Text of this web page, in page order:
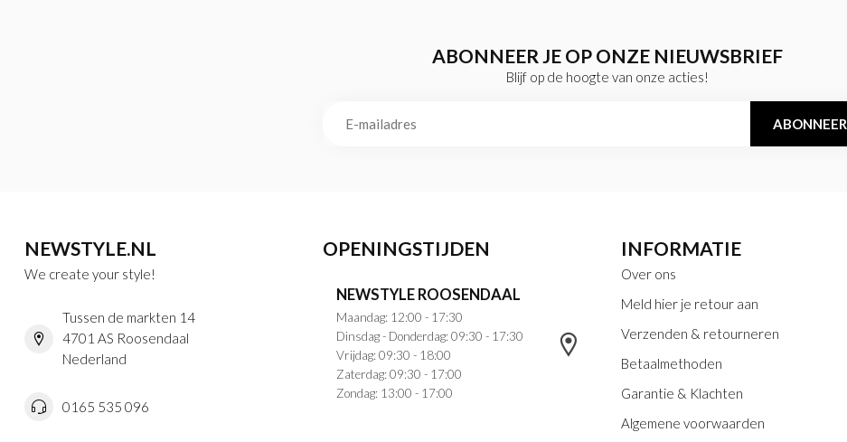
ABONNEER JE OP ONZE NIEUWSBRIEF
Blijf op de hoogte van onze acties!
ABONNEER
NEWSTYLE.NL
We create your style!
Tussen de markten 14
4701 AS Roosendaal
Nederland
0165 535 096
OPENINGSTIJDEN
NEWSTYLE ROOSENDAAL
Maandag: 12:00 - 17:30
Dinsdag - Donderdag: 09:30 - 17:30
Vrijdag: 09:30 - 18:00
Zaterdag: 09:30 - 17:00
Zondag: 13:00 - 17:00
INFORMATIE
Over ons
Meld hier je retour aan
Verzenden & retourneren
Betaalmethoden
Garantie & Klachten
Algemene voorwaarden